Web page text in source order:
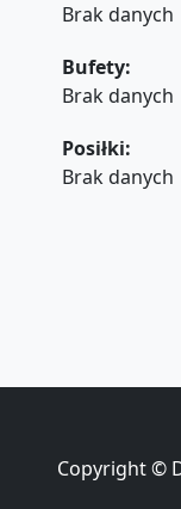
Brak danych
Bufety:
Brak danych
Posiłki:
Brak danych
Copyright ©